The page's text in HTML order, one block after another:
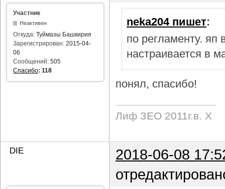
Участник
Неактивен
Откуда: Туймазы Башкирия
Зарегистрирован: 2015-04-
06
Сообщений: 505
Спасибо: 118
neka204 пишет:
по регламенту.
настраивается в
понял, спасибо!
Лиф ЗЕО 2011г.в. Х
DIE
2018-06-08